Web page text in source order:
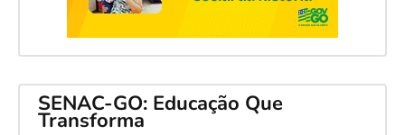
SENAC-GO: Educação Que
Transforma